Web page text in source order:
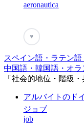
aeronautica
♥
スペイン語・ラテン
中国語・韓国語・オ
「社会的地位・階級
アルバイトのド
ジョブ
job